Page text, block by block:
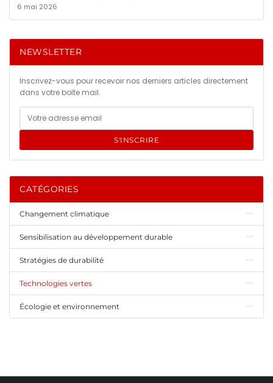
6 mai 2026
NEWSLETTER
Inscrivez-vous pour recevoir nos derniers articles directement
dans votre boîte mail.
S'INSCRIRE
CATÉGORIES
Changement climatique
Sensibilisation au développement durable
Stratégies de durabilité
Technologies vertes
Écologie et environnement